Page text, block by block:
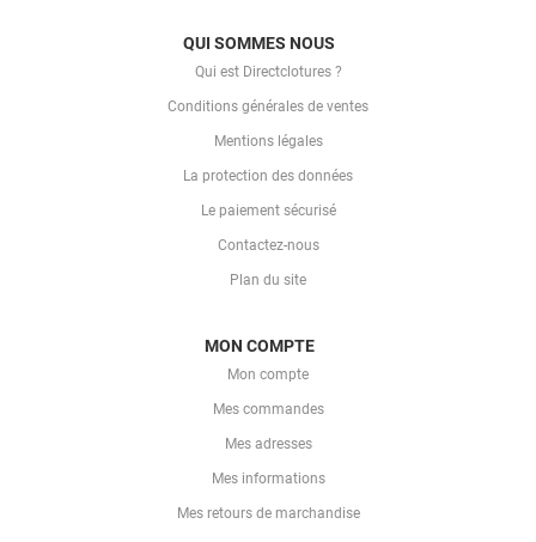
QUI SOMMES NOUS
Qui est Directclotures ?
Conditions générales de ventes
Mentions légales
La protection des données
Le paiement sécurisé
Contactez-nous
Plan du site
MON COMPTE
Mon compte
Mes commandes
Mes adresses
Mes informations
Mes retours de marchandise